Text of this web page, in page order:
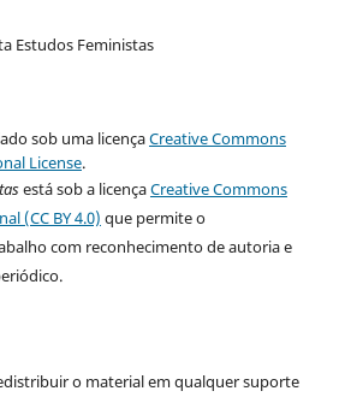
Estudos Feministas
sob uma licençaCreative Commons
License.
está sob a licençaCreative Commons
(CC BY 4.0) que permite o
com reconhecimento de autoria e
o material em qualquer suporte